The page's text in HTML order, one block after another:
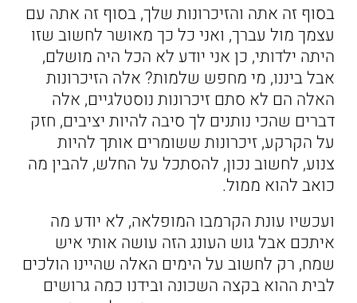
בסוף זה אתה והזיכרונות שלך, בסוף זה אתה עם
עצמך מול עברך, ואני כל כך מאושר לחשוב שזו
היתה ילדותי, כן אני יודע לא הכל היה מושלם,
אבל ביננו, מי מחפש שלמות? אלה הזיכרונות
האלה הם לא סתם זיכרונות נוסטלגיים, אלה
דברים שהכי נותנים לך סיבה להיות יציבים, חזק
על הקרקע, זיכרונות ששומרים אותך להיות
צנוע, לחשוב נכון, להסתכל על החלש, להבין מה
כואב להוא ממול.
ועכשיו עונת הקרמבו המופלאה, לא יודע מה
איתכם אבל גוש העונג הזה עושה אותי איש
שמח, רק לחשוב על הימים האלה שהיינו הולכים
לבית ההוא בקצה השכונה ובידנו כמה גרושים
תל אביב